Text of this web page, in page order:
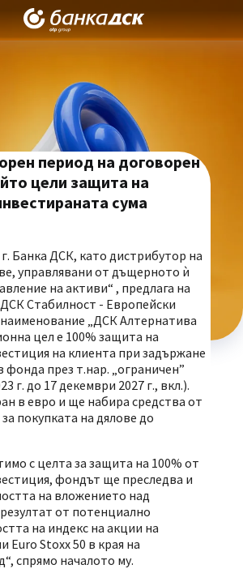
период на договорен
цели защита на
сума
Банка ДСК, като дистрибутор на
управлявани от дъщерното ѝ
на активи“ , предлага на
Стабилност - Европейски
„ДСК Алтернатива
цел е 100% защита на
на клиента при задържане
фонда през т.нар. „ограничен”
г. до 17 декември 2027 г., вкл.).
в евро и ще набира средства от
покупката на дялове до
с целта за защита на 100% от
фондът ще преследва и
на вложението над
от потенциално
на индекс на акции на
Euro Stoxx 50 в края на
спрямо началото му.